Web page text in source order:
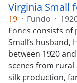
Virginia Small
19 · Fundo ·
Fonds consists of
Small’s husband,
between 1920
scenes from rural
silk production,